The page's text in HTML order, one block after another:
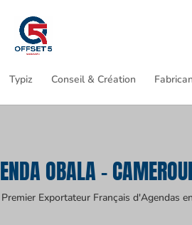
Typiz Conseil & Création
OBALA -
Exportateur Français d'Agendas